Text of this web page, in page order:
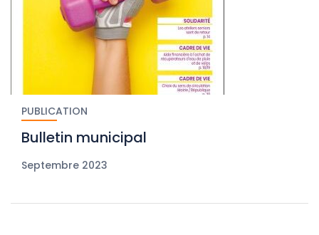
PUBLICATION
Bulletin municipal
Septembre 2023